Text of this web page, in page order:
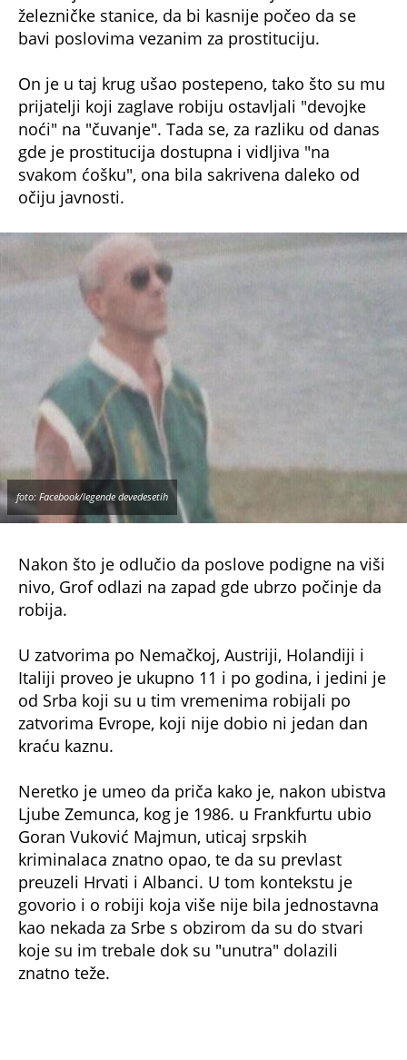
železničke stanice, da bi kasnije počeo da se
bavi poslovima vezanim za prostituciju.
On je u taj krug ušao postepeno, tako što su mu
prijatelji koji zaglave robiju ostavljali "devojke
noći" na "čuvanje". Tada se, za razliku od danas
gde je prostitucija dostupna i vidljiva "na
svakom ćošku", ona bila sakrivena daleko od
očiju javnosti.
foto: Facebook/legende devedesetih
Nakon što je odlučio da poslove podigne na viši
nivo, Grof odlazi na zapad gde ubrzo počinje da
robija.
U zatvorima po Nemačkoj, Austriji, Holandiji i
Italiji proveo je ukupno 11 i po godina, i jedini je
od Srba koji su u tim vremenima robijali po
zatvorima Evrope, koji nije dobio ni jedan dan
kraću kaznu.
Neretko je umeo da priča kako je, nakon ubistva
Ljube Zemunca, kog je 1986. u Frankfurtu ubio
Goran Vuković Majmun, uticaj srpskih
kriminalaca znatno opao, te da su prevlast
preuzeli Hrvati i Albanci. U tom kontekstu je
govorio i o robiji koja više nije bila jednostavna
kao nekada za Srbe s obzirom da su do stvari
koje su im trebale dok su "unutra" dolazili
znatno teže.